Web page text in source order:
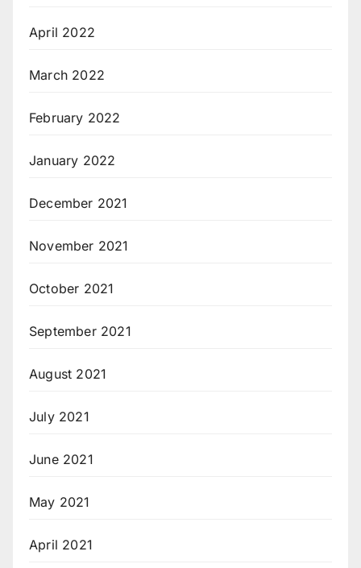
April 2022
March 2022
February 2022
January 2022
December 2021
November 2021
October 2021
September 2021
August 2021
July 2021
June 2021
May 2021
April 2021